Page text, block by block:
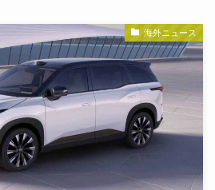
海外ニュース